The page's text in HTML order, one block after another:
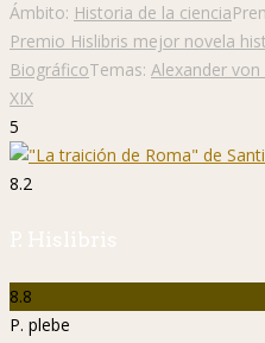
Ámbito: Historia de la ciencia
Premio Hislibris mejor novela
BiográficoTemas: Alexander
XIX
5
8.2
P. Hislibris
8.8
P. plebe